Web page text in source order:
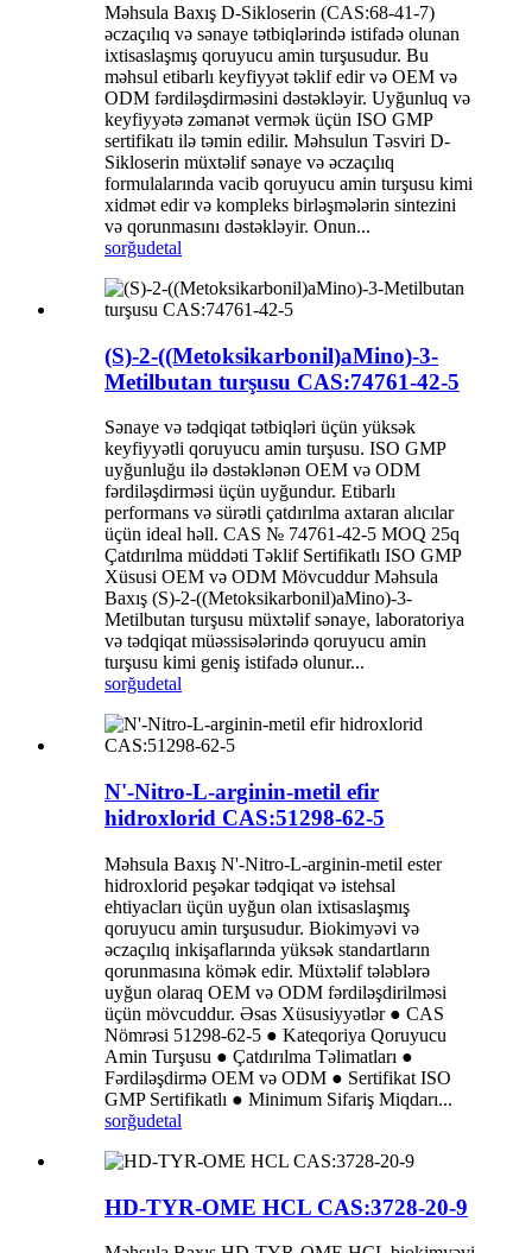
Məhsula Baxış D-Sikloserin (CAS:68-41-7)
əczaçılıq və sənaye tətbiqlərində istifadə olunan
ixtisaslaşmış qoruyucu amin turşusudur. Bu
məhsul etibarlı keyfiyyət təklif edir və OEM və
ODM fərdiləşdirməsini dəstəkləyir. Uyğunluq və
keyfiyyətə zəmanət vermək üçün ISO GMP
sertifikatı ilə təmin edilir. Məhsulun Təsviri D-
Sikloserin müxtəlif sənaye və əczaçılıq
formulalarında vacib qoruyucu amin turşusu kimi
xidmət edir və kompleks birləşmələrin sintezini
və qorunmasını dəstəkləyir. Onun...
sorğudetal
(S)-2-((Metoksikarbonil)aMino)-3-
Metilbutan turşusu CAS:74761-42-5
Sənaye və tədqiqat tətbiqləri üçün yüksək
keyfiyyətli qoruyucu amin turşusu. ISO GMP
uyğunluğu ilə dəstəklənən OEM və ODM
fərdiləşdirməsi üçün uyğundur. Etibarlı
performans və sürətli çatdırılma axtaran alıcılar
üçün ideal həll. CAS № 74761-42-5 MOQ 25q
Çatdırılma müddəti Təklif Sertifikatlı ISO GMP
Xüsusi OEM və ODM Mövcuddur Məhsula
Baxış (S)-2-((Metoksikarbonil)aMino)-3-
Metilbutan turşusu müxtəlif sənaye, laboratoriya
və tədqiqat müəssisələrində qoruyucu amin
turşusu kimi geniş istifadə olunur...
sorğudetal
N'-Nitro-L-arginin-metil efir
hidroxlorid CAS:51298-62-5
Məhsula Baxış N'-Nitro-L-arginin-metil ester
hidroxlorid peşəkar tədqiqat və istehsal
ehtiyacları üçün uyğun olan ixtisaslaşmış
qoruyucu amin turşusudur. Biokimyəvi və
əczaçılıq inkişaflarında yüksək standartların
qorunmasına kömək edir. Müxtəlif tələblərə
uyğun olaraq OEM və ODM fərdiləşdirilməsi
üçün mövcuddur. Əsas Xüsusiyyətlər ● CAS
Nömrəsi 51298-62-5 ● Kateqoriya Qoruyucu
Amin Turşusu ● Çatdırılma Təlimatları ●
Fərdiləşdirmə OEM və ODM ● Sertifikat ISO
GMP Sertifikatlı ● Minimum Sifariş Miqdarı...
sorğudetal
HD-TYR-OME HCL CAS:3728-20-9